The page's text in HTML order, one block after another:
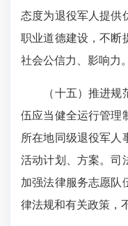
态度为退役军人提供
职业道德建设，不断
社会公信力、影响力。
（十五）推进规范
伍应当健全运行管理
所在地同级退役军人
活动计划、方案。司
加强法律服务志愿队
律法规和有关政策，